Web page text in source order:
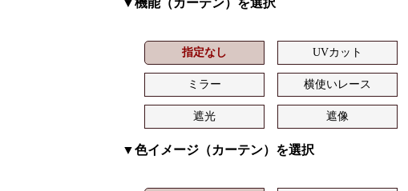
▼機能（カーテン）を選択
指定なし UVカット
ミラー 横使いレース
遮光 遮像
▼色イメージ（カーテン）を選択